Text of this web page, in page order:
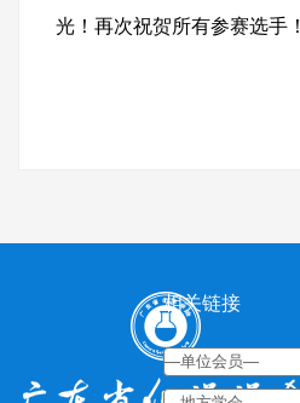
光！再次祝贺所有参赛选手！
相关链接